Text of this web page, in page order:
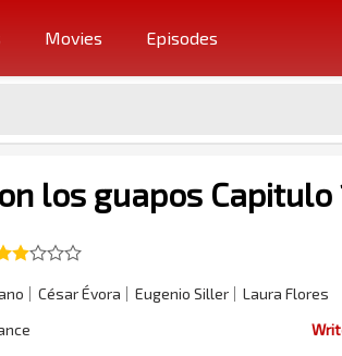
Movies Episodes
los guapos Capitulo
César Évora Eugenio Siller
Laura Flores